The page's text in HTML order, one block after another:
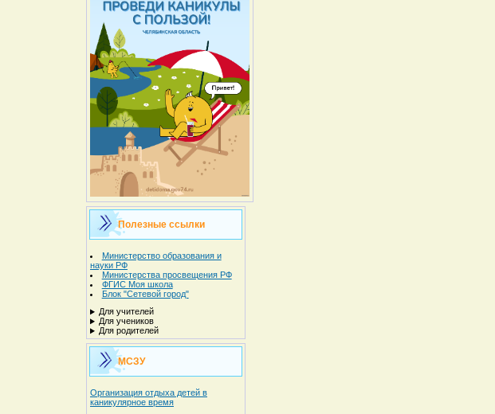
Полезные ссылки
Министерство образования и
науки РФ
Министерства просвещения РФ
ФГИС Моя школа
Блок "Сетевой город"
Для учителей
Для учеников
Для родителей
МСЗУ
Организация отдыха детей в
каникулярное время